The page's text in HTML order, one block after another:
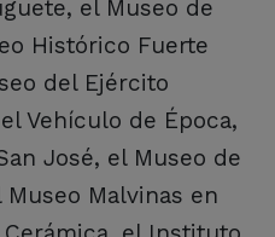
el Museo de
Histórico Fuerte
del Ejército
Vehículo de Época,
José, el Museo de
Malvinas en